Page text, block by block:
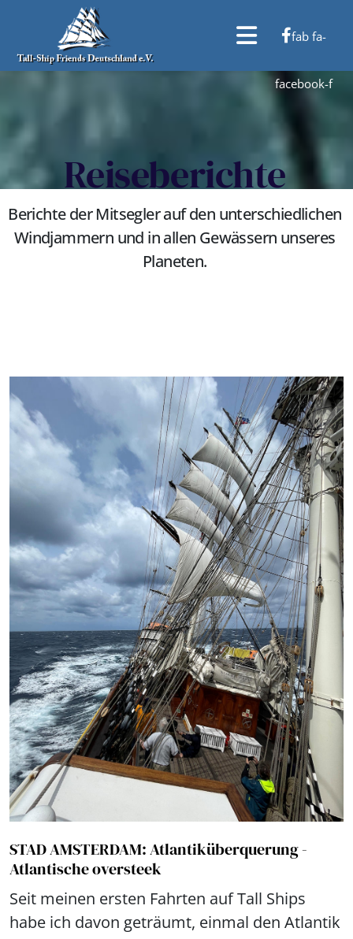
fab fa-
facebook-f
Reiseberichte
Berichte der Mitsegler auf den unterschiedlichen
Windjammern und in allen Gewässern unseres
Planeten.
STAD AMSTERDAM: Atlantiküberquerung -
Atlantische oversteek
Seit meinen ersten Fahrten auf Tall Ships
habe ich davon geträumt, einmal den Atlantik